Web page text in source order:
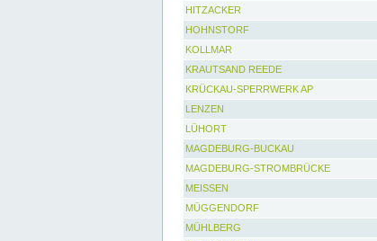
HITZACKER
HOHNSTORF
KOLLMAR
KRAUTSAND REEDE
KRÜCKAU-SPERRWERK AP
LENZEN
LÜHORT
MAGDEBURG-BUCKAU
MAGDEBURG-STROMBRÜCKE
MEISSEN
MÜGGENDORF
MÜHLBERG